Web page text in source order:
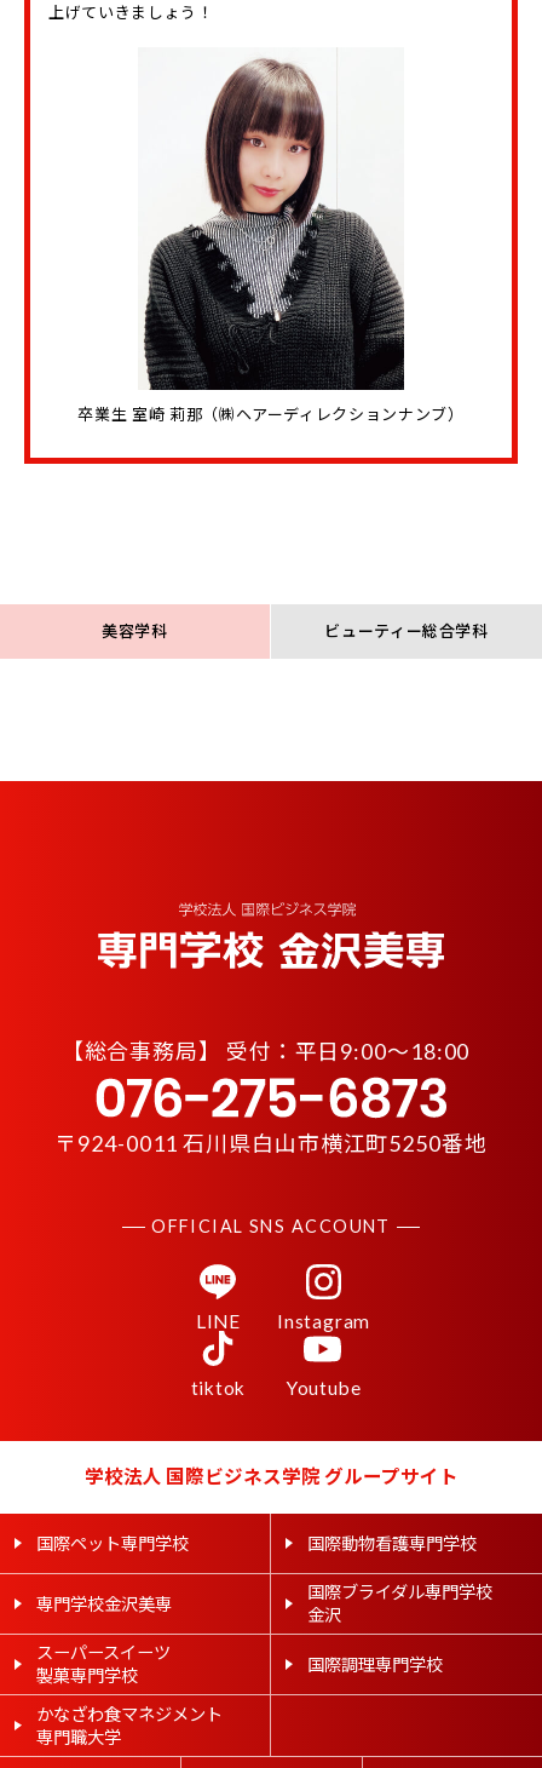
上げていきましょう！
卒業生 室崎 莉那（㈱ヘアーディレクションナンブ）
美容学科 ビューティー総合学科
【総合事務局】 受付：平日9:00〜18:00
〒924-0011 石川県白山市横江町5250番地
OFFICIAL SNS ACCOUNT
LINE Instagram
tiktok Youtube
学校法人 国際ビジネス学院 グループサイト
国際ペット専門学校 国際動物看護専門学校
専門学校金沢美専
国際ブライダル専門学校
金沢
スーパースイーツ
製菓専門学校
国際調理専門学校
かなざわ食マネジメント
専門職大学